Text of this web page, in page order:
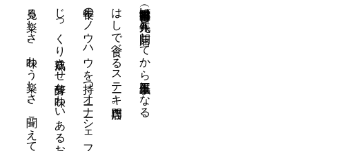
宇都宮市中央本町（釜川沿い）一九八二年に開店してから三十五年以上になる、
はしで食べるステーキ専門店。